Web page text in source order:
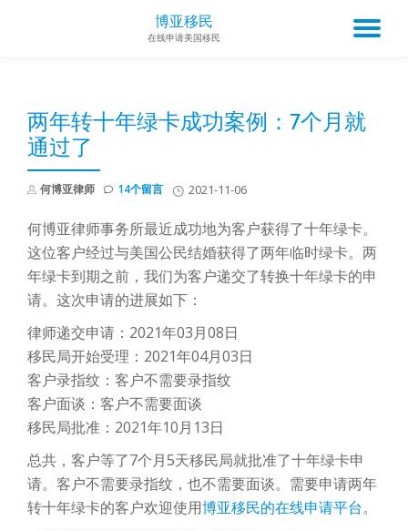
博亚移民
在线申请美国移民
两年转十年绿卡成功案例：7个月就
通过了
何博亚律师 2021-11-06
14个留言
何博亚律师事务所最近成功地为客户获得了十年绿卡。
这位客户经过与美国公民结婚获得了两年临时绿卡。两
年绿卡到期之前，我们为客户递交了转换十年绿卡的申
请。这次申请的进展如下：
律师递交申请：2021年03月08日
移民局开始受理：2021年04月03日
客户录指纹：客户不需要录指纹
客户面谈：客户不需要面谈
移民局批准：2021年10月13日
总共，客户等了7个月5天移民局就批准了十年绿卡申
请。客户不需要录指纹，也不需要面谈。需要申请两年
转十年绿卡的客户欢迎使用博亚移民的在线申请平台。